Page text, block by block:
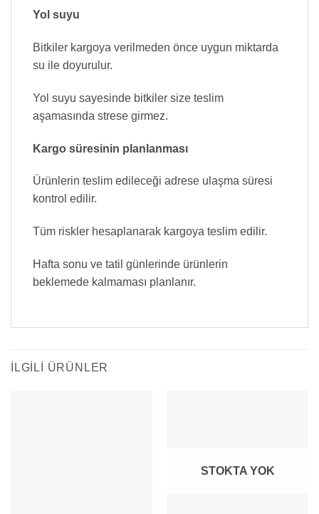
Yol suyu
Bitkiler kargoya verilmeden önce uygun miktarda
su ile doyurulur.
Yol suyu sayesinde bitkiler size teslim
aşamasında strese girmez.
Kargo süresinin planlanması
Ürünlerin teslim edileceği adrese ulaşma süresi
kontrol edilir.
Tüm riskler hesaplanarak kargoya teslim edilir.
Hafta sonu ve tatil günlerinde ürünlerin
beklemede kalmaması planlanır.
İLGILI ÜRÜNLER
STOKTA YOK